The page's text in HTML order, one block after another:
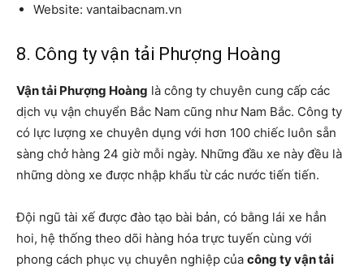
Website: vantaibacnam.vn
8. Công ty vận tải Phượng Hoàng
Vận tải Phượng Hoàng là công ty chuyên cung cấp các
dịch vụ vận chuyển Bắc Nam cũng như Nam Bắc. Công ty
có lực lượng xe chuyên dụng với hơn 100 chiếc luôn sẵn
sàng chở hàng 24 giờ mỗi ngày. Những đầu xe này đều là
những dòng xe được nhập khẩu từ các nước tiến tiến.
Đội ngũ tài xế được đào tạo bài bản, có bằng lái xe hẳn
hoi, hệ thống theo dõi hàng hóa trực tuyến cùng với
phong cách phục vụ chuyên nghiệp của công ty vận tải